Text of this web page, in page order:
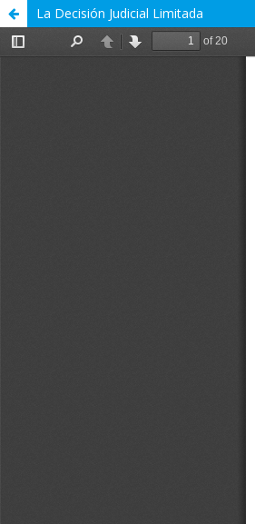
La Decisión Judicial Limitada